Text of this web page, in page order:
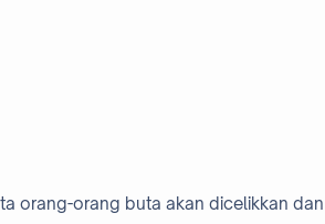
orang-orang buta akan dicelikkan dan